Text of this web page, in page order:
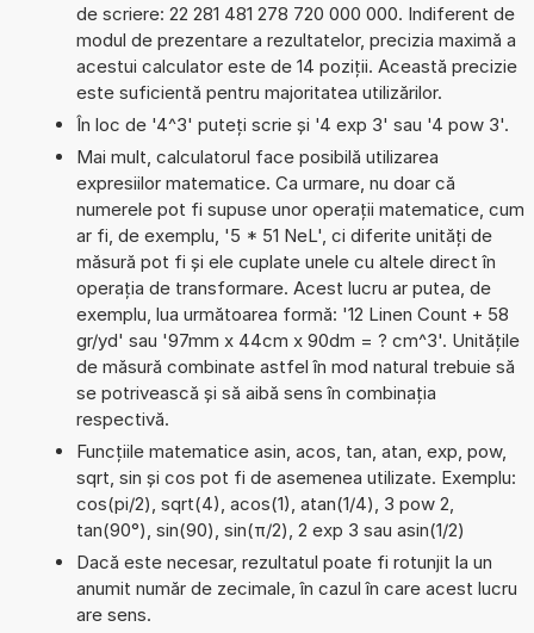
de scriere: 22 281 481 278 720 000 000. Indiferent de
modul de prezentare a rezultatelor, precizia maximă a
acestui calculator este de 14 poziții. Această precizie
este suficientă pentru majoritatea utilizărilor.
În loc de '4^3' puteți scrie și '4 exp 3' sau '4 pow 3'.
Mai mult, calculatorul face posibilă utilizarea
expresiilor matematice. Ca urmare, nu doar că
numerele pot fi supuse unor operații matematice, cum
ar fi, de exemplu, '5 * 51 NeL', ci diferite unități de
măsură pot fi și ele cuplate unele cu altele direct în
operația de transformare. Acest lucru ar putea, de
exemplu, lua următoarea formă: '12 Linen Count + 58
gr/yd' sau '97mm x 44cm x 90dm = ? cm^3'. Unitățile
de măsură combinate astfel în mod natural trebuie să
se potrivească și să aibă sens în combinația
respectivă.
Funcțiile matematice asin, acos, tan, atan, exp, pow,
sqrt, sin și cos pot fi de asemenea utilizate. Exemplu:
cos(pi/2), sqrt(4), acos(1), atan(1/4), 3 pow 2,
tan(90°), sin(90), sin(π/2), 2 exp 3 sau asin(1/2)
Dacă este necesar, rezultatul poate fi rotunjit la un
anumit număr de zecimale, în cazul în care acest lucru
are sens.